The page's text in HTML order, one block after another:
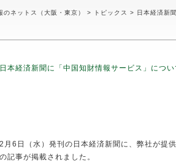
ネットス（大阪・東京） > トピックス > 日本経済新
日本経済新聞に「中国知財情報サービス」につ
2月6日（水）発刊の日本経済新聞に、弊社が提
の記事が掲載されました。